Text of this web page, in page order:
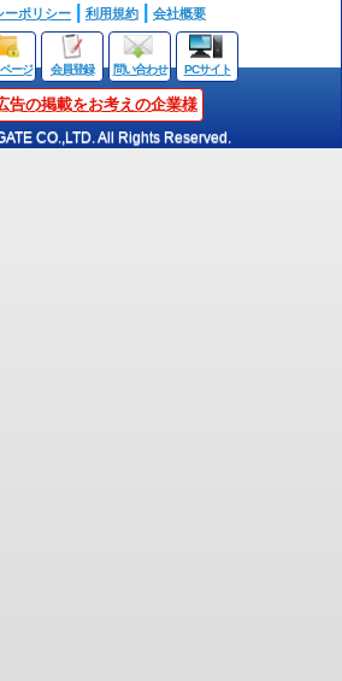
ーポリシー 利用規約 会社概要
ージ 会員登録 問い合わせ PCサイト
告の掲載をお考えの企業様
CO.,LTD. All Rights Reserved.